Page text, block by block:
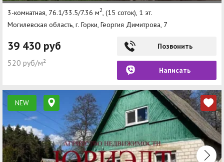
3-комнатная, 76.1/33.5/7.36 м2, (15 соток), 1 эт.
Могилевская область, г. Горки, Георгия Димитрова, 7
39 430 руб
520 руб/м²
Позвонить
Написать
NEW